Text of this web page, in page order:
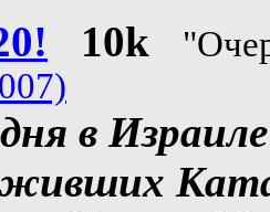
10k
в